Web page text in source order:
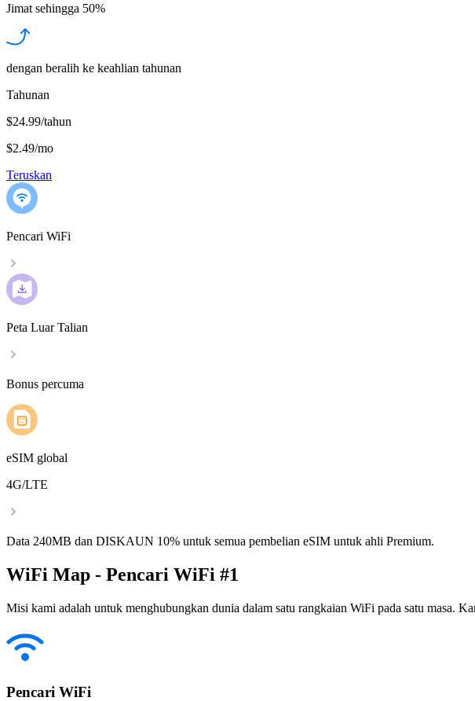
Jimat sehingga 50%
dengan beralih ke keahlian tahunan
Tahunan
$24.99/tahun
$2.49/mo
Teruskan
Pencari WiFi
Peta Luar Talian
Bonus percuma
eSIM global
4G/LTE
Data 240MB dan DISKAUN 10% untuk semua pembelian eSIM untuk ahli Premium.
WiFi Map - Pencari WiFi #1
Misi kami adalah untuk menghubungkan dunia dalam satu rangkaian WiFi pada satu masa.
Pencari WiFi